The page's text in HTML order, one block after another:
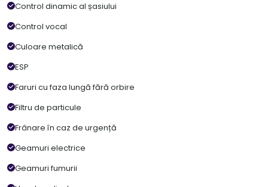
Control dinamic al șasiului
Control vocal
Culoare metalică
ESP
Faruri cu faza lungă fără orbire
Filtru de particule
Frânare în caz de urgență
Geamuri electrice
Geamuri fumurii